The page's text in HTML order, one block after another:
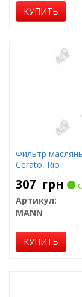
КУПИТЬ
Фильтр
Cerato, Rio
307 грн
Артикул:
MANN
КУПИТЬ